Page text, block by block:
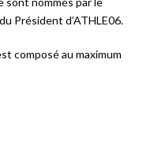
Président d’ATHLE06.
composé au maximum